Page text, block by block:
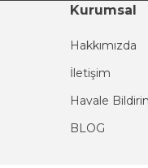
Kurumsal
Hakkımızda
İletişim
Havale
BLOG